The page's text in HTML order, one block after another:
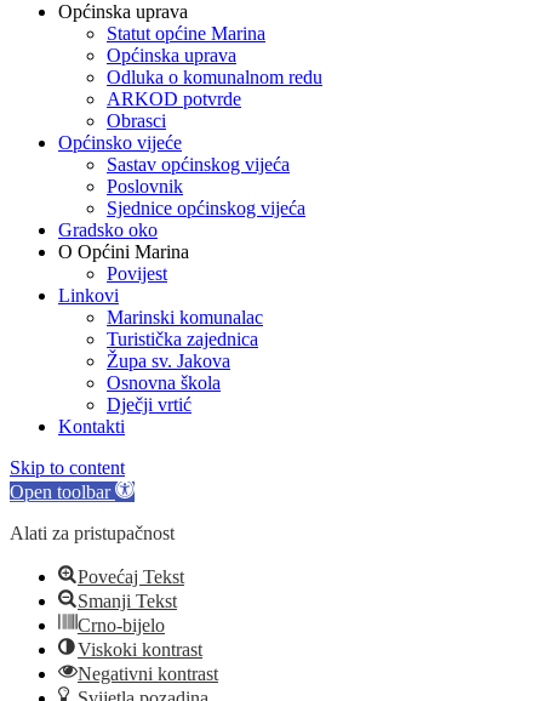
Općinska uprava
Statut općine Marina
Općinska uprava
Odluka o komunalnom redu
ARKOD potvrde
Obrasci
Općinsko vijeće
Sastav općinskog vijeća
Poslovnik
Sjednice općinskog vijeća
Gradsko oko
O Općini Marina
Povijest
Linkovi
Marinski komunalac
Turistička zajednica
Župa sv. Jakova
Osnovna škola
Dječji vrtić
Kontakti
Skip to content
Open toolbar
Alati za pristupačnost
Povećaj Tekst
Smanji Tekst
Crno-bijelo
Viskoki kontrast
Negativni kontrast